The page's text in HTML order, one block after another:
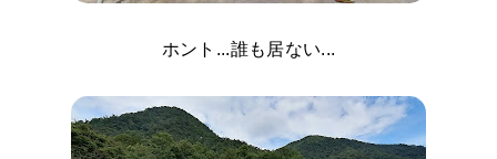
ホント...誰も居ない...